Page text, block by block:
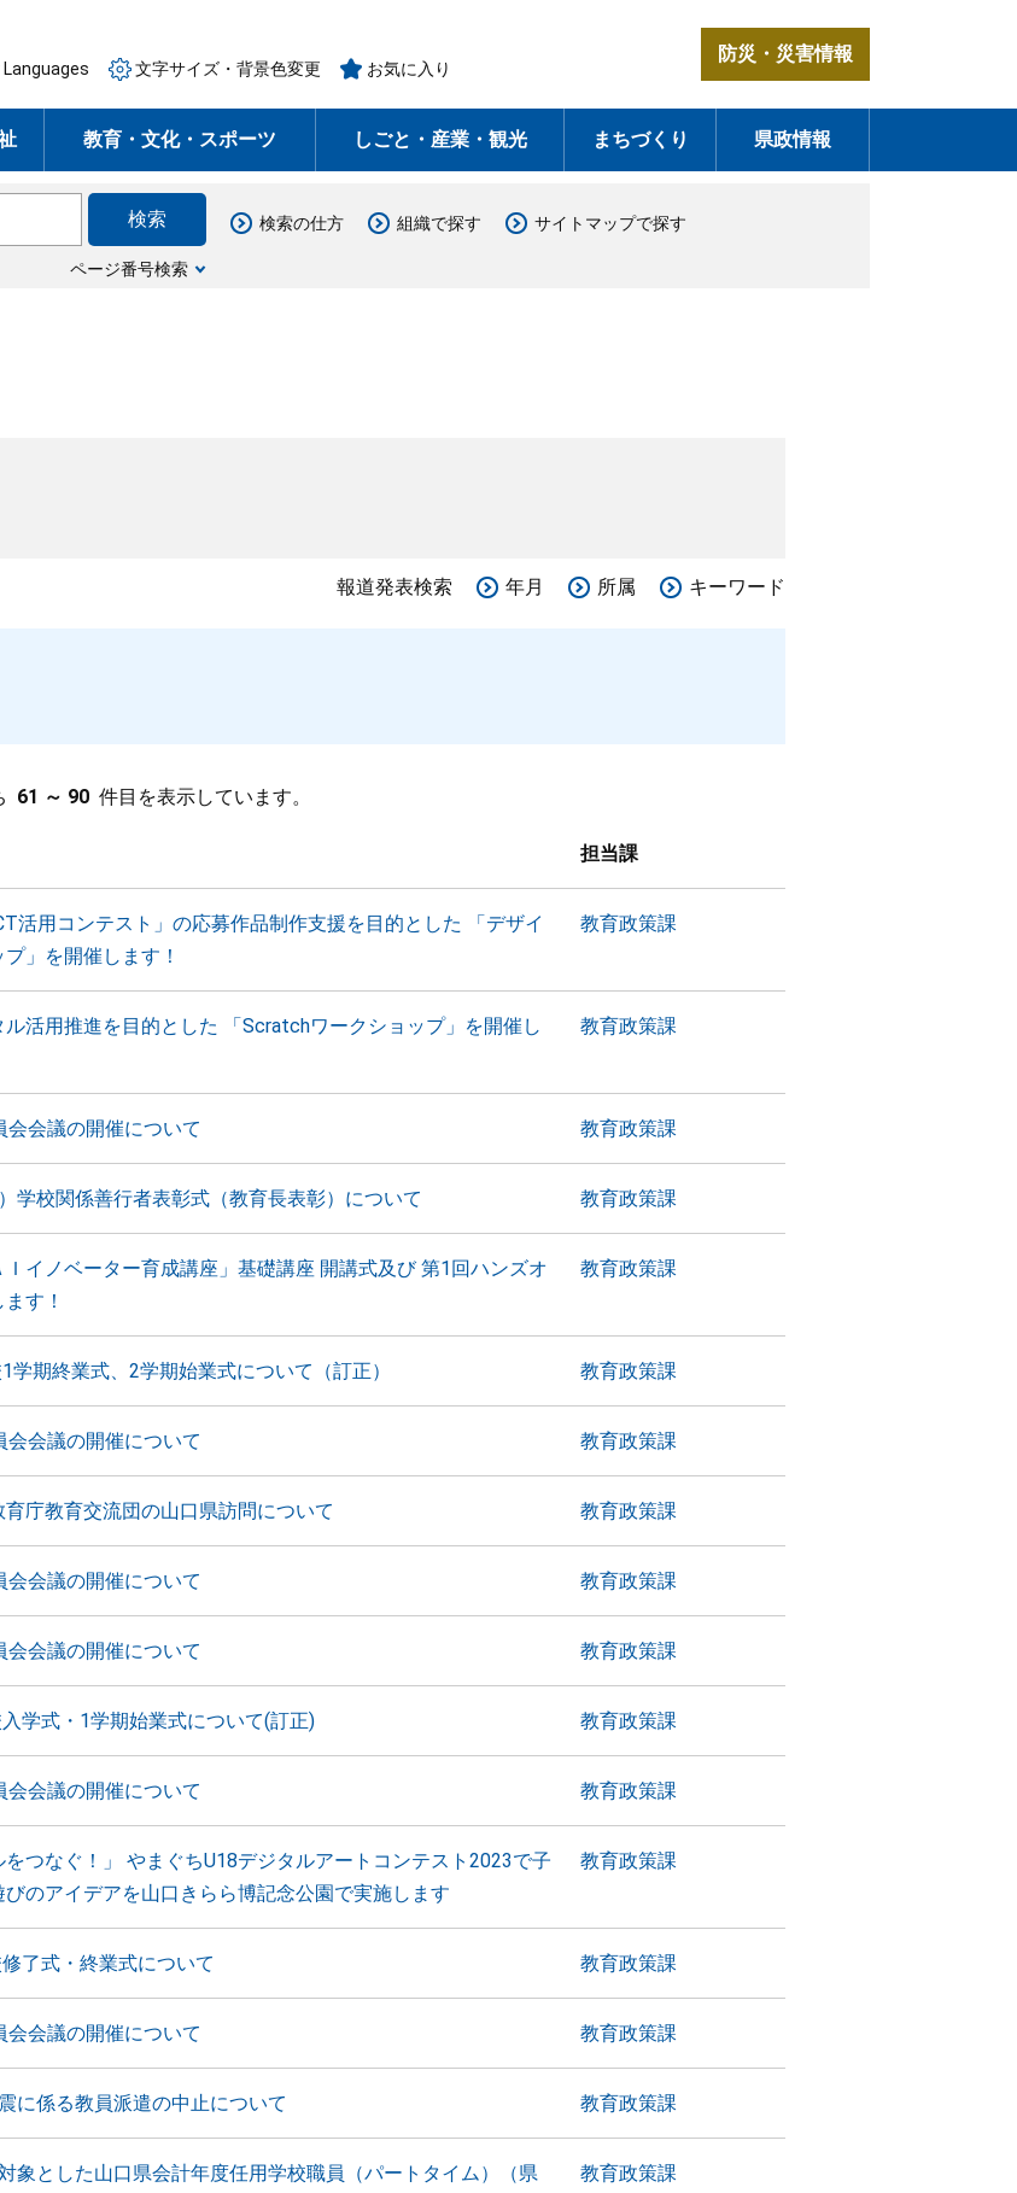
文字サイズ・背景色変更 お気に入り
防災・災害情報
教育・文化・スポーツ しごと・産業・観光 まちづくり 県政情報
ページ番号検索
検索の仕方 組織で探す サイトマップで探す
報道発表検索 年月 所属 キーワード
61 ～ 90 件目を表示しています。
担当課
活用コンテスト」の応募作品制作支援を目的とした 「デザイ
」を開催します！
教育政策課
活用推進を目的とした 「Scratchワークショップ」を開催し
教育政策課
会議の開催について 教育政策課
学校関係善行者表彰式（教育長表彰）について 教育政策課
Ｉイノベーター育成講座」基礎講座 開講式及び 第1回ハンズオ
す！
教育政策課
学期終業式、2学期始業式について（訂正） 教育政策課
会議の開催について 教育政策課
庁教育交流団の山口県訪問について 教育政策課
会議の開催について 教育政策課
会議の開催について 教育政策課
学式・1学期始業式について(訂正) 教育政策課
会議の開催について 教育政策課
をつなぐ！」 やまぐちU18デジタルアートコンテスト2023で子
のアイデアを山口きらら博記念公園で実施します
教育政策課
了式・終業式について 教育政策課
会議の開催について 教育政策課
に係る教員派遣の中止について 教育政策課
象とした山口県会計年度任用学校職員（パートタイム）（県
教育政策課